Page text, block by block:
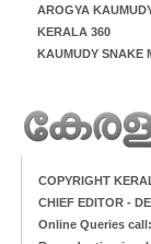
AROGYA
KERALA 360
KAUMUDY SNAKE
COPYRIGHT
CHIEF EDITOR -
Online Queries call: